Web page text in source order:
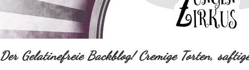
Der Gelatinefreie Backblog! Cremige Torten,